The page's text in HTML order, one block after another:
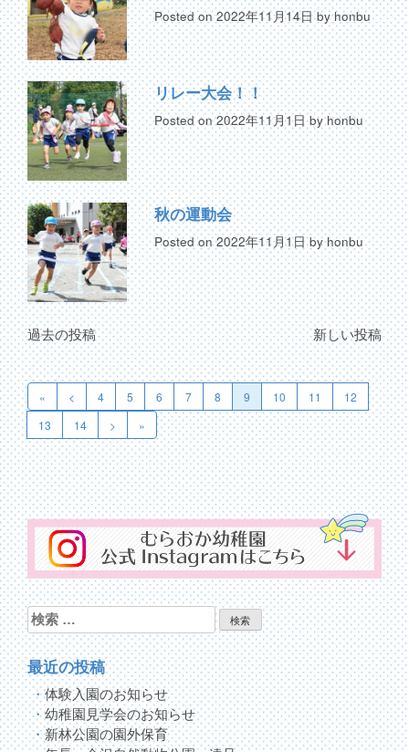
Posted on2022年11月14日byhonbu
リレー大会！！
Posted on2022年11月1日byhonbu
秋の運動会
Posted on2022年11月1日byhonbu
投
稿
ナ
ビ
ゲ
ー
シ
ョ
ン
過去の投稿 新しい投稿
« < 4 5 6 7 8 9 10 11
12
13
14 > »
検
索:
最近の投稿
体験入園のお知らせ
幼稚園見学会のお知らせ
新林公園の園外保育